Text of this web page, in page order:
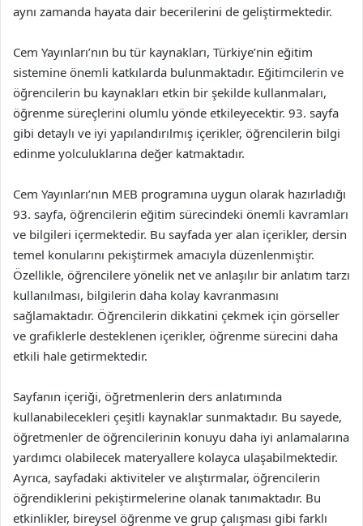
aynı zamanda hayata dair becerilerini de geliştirmektedir.
Cem Yayınları’nın bu tür kaynakları, Türkiye’nin eğitim
sistemine önemli katkılarda bulunmaktadır. Eğitimcilerin ve
öğrencilerin bu kaynakları etkin bir şekilde kullanmaları,
öğrenme süreçlerini olumlu yönde etkileyecektir. 93. sayfa
gibi detaylı ve iyi yapılandırılmış içerikler, öğrencilerin bilgi
edinme yolculuklarına değer katmaktadır.
Cem Yayınları’nın MEB programına uygun olarak hazırladığı
93. sayfa, öğrencilerin eğitim sürecindeki önemli kavramları
ve bilgileri içermektedir. Bu sayfada yer alan içerikler, dersin
temel konularını pekiştirmek amacıyla düzenlenmiştir.
Özellikle, öğrencilere yönelik net ve anlaşılır bir anlatım tarzı
kullanılması, bilgilerin daha kolay kavranmasını
sağlamaktadır. Öğrencilerin dikkatini çekmek için görseller
ve grafiklerle desteklenen içerikler, öğrenme sürecini daha
etkili hale getirmektedir.
Sayfanın içeriği, öğretmenlerin ders anlatımında
kullanabilecekleri çeşitli kaynaklar sunmaktadır. Bu sayede,
öğretmenler de öğrencilerinin konuyu daha iyi anlamalarına
yardımcı olabilecek materyallere kolayca ulaşabilmektedir.
Ayrıca, sayfadaki aktiviteler ve alıştırmalar, öğrencilerin
öğrendiklerini pekiştirmelerine olanak tanımaktadır. Bu
etkinlikler, bireysel öğrenme ve grup çalışması gibi farklı